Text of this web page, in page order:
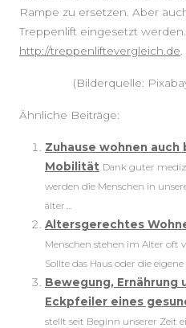
Rampe zu ersetzen. Aber
Treppenlift eingesetzt
http://treppenliftevergleich.de
(Bilderquelle:
Ähnliche Beiträge:
Zuhause wohnen
Mobilität Dank guter
werden die Menschen in
älter....
Altersgerechtes
Menschen stehen im Alter oft
Sollte das Haus oder die
Bewegung, Ernährung
Eckpfeiler eines
stellt seit Beginn unserer Zeit